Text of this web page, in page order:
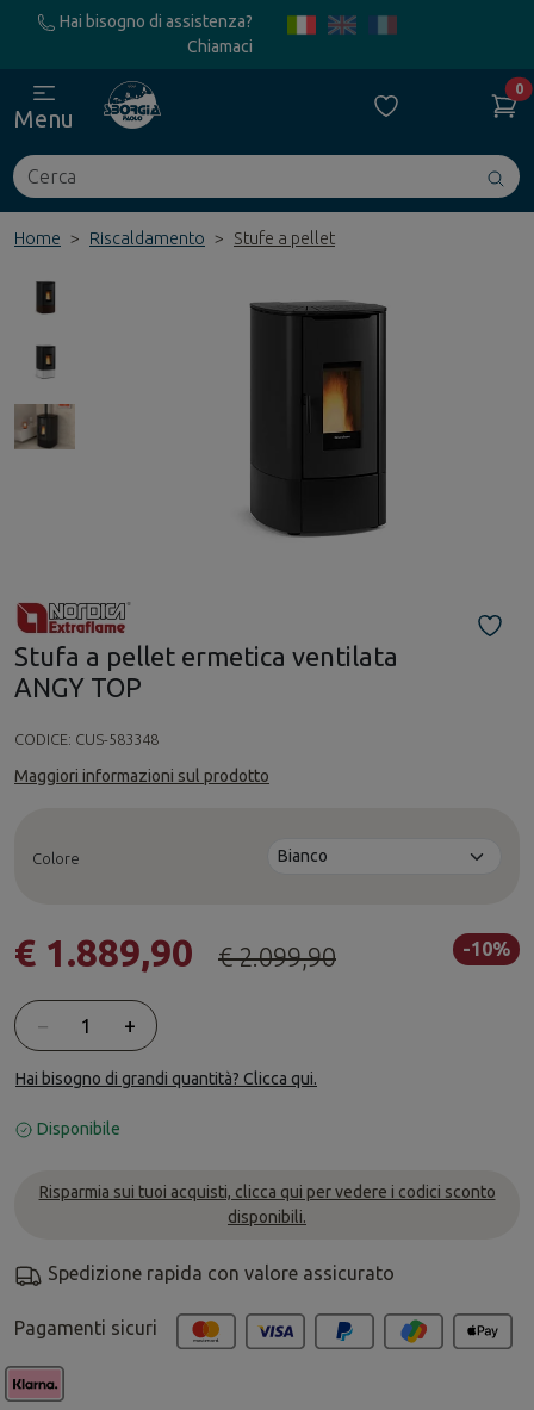
Hai bisogno di assistenza?
Chiamaci
Cerca
0
Menu
Home Riscaldamento Stufe a pellet
Stufa a pellet ermetica ventilata
ANGY TOP
CODICE: CUS-583348
Maggiori informazioni sul prodotto
Colore
-10%
€ 1.889,90 € 2.099,90
Quantità
− +
Hai bisogno di grandi quantità? Clicca qui.
Disponibile
Risparmia sui tuoi acquisti, clicca qui per vedere i codici sconto
disponibili.
Spedizione rapida con valore assicurato
Pagamenti sicuri